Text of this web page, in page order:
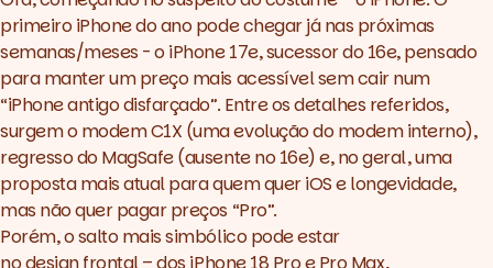
primeiro iPhone do ano pode chegar já nas próximas
semanas/meses - oiPhone 17e, sucessor do 16e, pensado
para manter um preço mais acessível sem cair num
“iPhone antigo disfarçado”. Entre os detalhes referidos,
surgem o modem C1X (uma evolução do modem interno),
regresso do MagSafe (ausente no 16e) e, no geral, uma
proposta mais atual para quem quer iOS e longevidade,
mas não quer pagar preços “Pro”.
Porém, o salto mais simbólico pode estar